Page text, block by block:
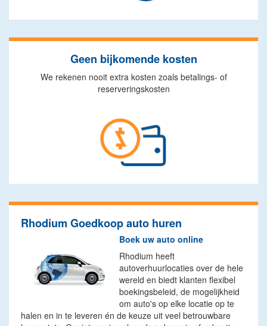
Geen bijkomende kosten
We rekenen nooit extra kosten zoals betalings- of
reserveringskosten
Rhodium Goedkoop auto huren
Boek uw auto online
Rhodium heeft
autoverhuurlocaties over de hele
wereld en biedt klanten flexibel
boekingsbeleid, de mogelijkheid
om auto's op elke locatie op te
halen en in te leveren én de keuze uit veel betrouwbare